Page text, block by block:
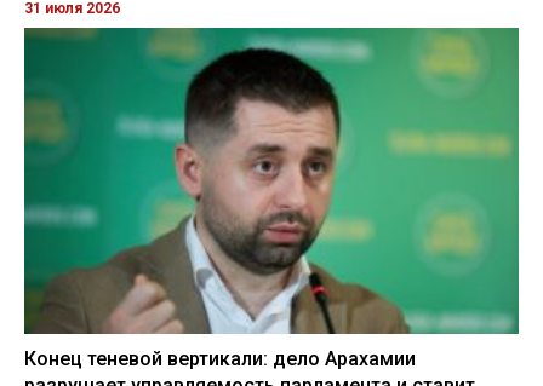
31 июля 2026
Конец теневой вертикали: дело Арахамии